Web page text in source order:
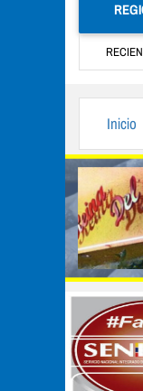
de Venezuela
Inicio